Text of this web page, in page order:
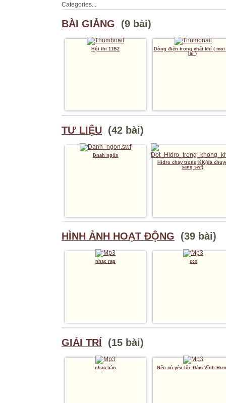
Categories...
BÀI GIẢNG (9 bài)
Hội thi 11B2
Dòng điện trong chất khí ( moi
lai )
TƯ LIỆU (42 bài)
Dnah ngôn
Hidro chay trong KK(da
sang swf)
HÌNH ẢNH HOẠT ĐỘNG (39 bài)
nhạc rap ccx
GIẢI TRÍ (15 bài)
nhạc hàn Nếu có yêu tôi_Đàm Vĩnh